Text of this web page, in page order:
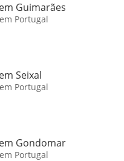
Guimarães
Portugal
Seixal
Portugal
Gondomar
Portugal